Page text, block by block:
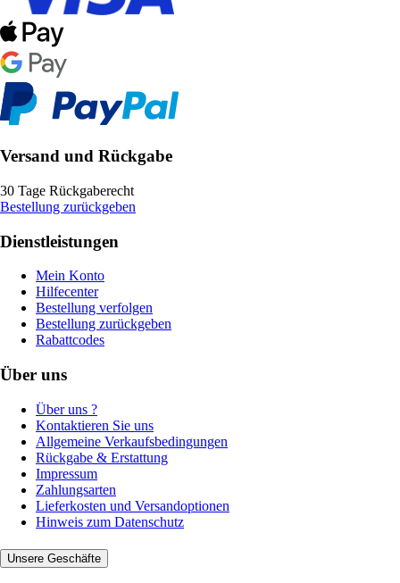
Versand und Rückgabe
30 Tage Rückgaberecht
Bestellung zurückgeben
Dienstleistungen
Mein Konto
Hilfecenter
Bestellung verfolgen
Bestellung zurückgeben
Rabattcodes
Über uns
Über uns ?
Kontaktieren Sie uns
Allgemeine Verkaufsbedingungen
Rückgabe & Erstattung
Impressum
Zahlungsarten
Lieferkosten und Versandoptionen
Hinweis zum Datenschutz
Unsere Geschäfte